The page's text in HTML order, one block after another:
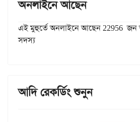
অনলাইনে আছেন
এই মুহুর্তে অনলাইনে আছেন 22956 জন
সদস্য
আদি রেকর্ডিং শুনুন